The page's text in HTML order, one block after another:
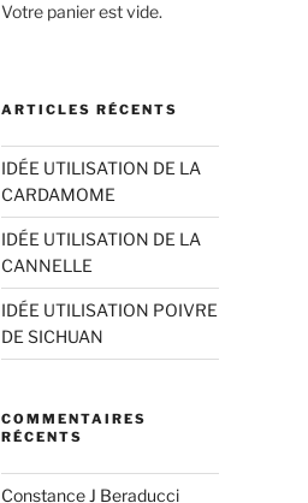
Votre panier est vide.
ARTICLES RÉCENTS
IDÉE UTILISATION DE LA
CARDAMOME
IDÉE UTILISATION DE LA
CANNELLE
IDÉE UTILISATION POIVRE
DE SICHUAN
COMMENTAIRES
RÉCENTS
Constance J Beraducci